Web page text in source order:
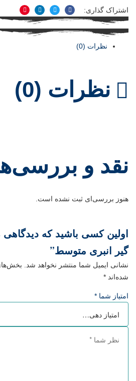
اشتراک گذاری:
فیسبوکتوییترلینکدینپینترست
نظرات (0)
نظرات (0)
نقد و
هنوز بررسی‌ای ثبت نشده است.
اولین کسی باشید که
گیر انبری متوسط”
نشانی ایمیل شما منتشر نخواهد شد.
شده‌اند *
امتیاز شما *